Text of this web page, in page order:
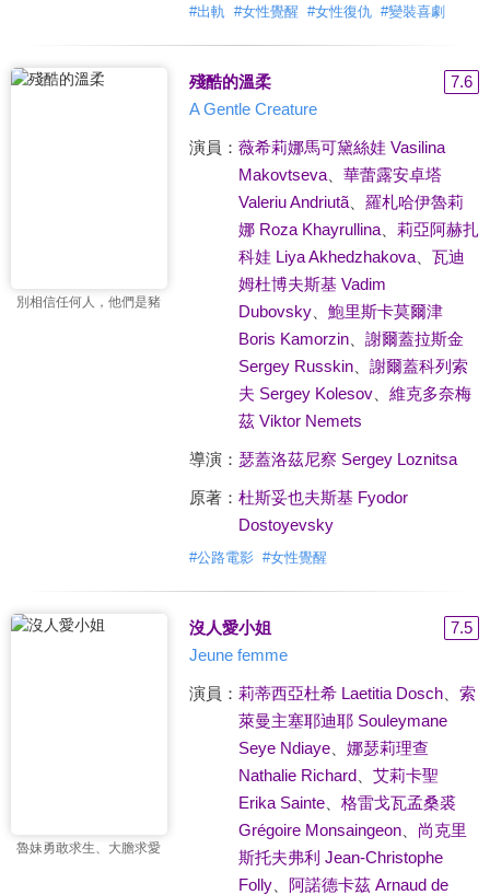
#出軌 #女性覺醒 #女性復仇 #變裝喜劇
別相信任何人，他們是豬
殘酷的溫柔
7.6
A Gentle Creature
演員： 薇希莉娜馬可黛絲娃 Vasilina
Makovtseva、 華蕾露安卓塔
Valeriu Andriutã、 羅札哈伊魯莉
娜 Roza Khayrullina、 莉亞阿赫扎
科娃 Liya Akhedzhakova、 瓦迪
姆杜博夫斯基 Vadim
Dubovsky、 鮑里斯卡莫爾津
Boris Kamorzin、 謝爾蓋拉斯金
Sergey Russkin、 謝爾蓋科列索
夫 Sergey Kolesov、 維克多奈梅
茲 Viktor Nemets
導演： 瑟蓋洛茲尼察 Sergey Loznitsa
原著： 杜斯妥也夫斯基 Fyodor
Dostoyevsky
#公路電影 #女性覺醒
魯妹勇敢求生、大膽求愛
沒人愛小姐
7.5
Jeune femme
演員： 莉蒂西亞杜希 Laetitia Dosch、 索
萊曼主塞耶迪耶 Souleymane
Seye Ndiaye、 娜瑟莉理查
Nathalie Richard、 艾莉卡聖
Erika Sainte、 格雷戈瓦孟桑裘
Grégoire Monsaingeon、 尚克里
斯托夫弗利 Jean-Christophe
Folly、 阿諾德卡茲 Arnaud de